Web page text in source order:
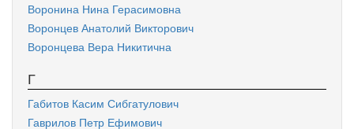
Воронина Нина Герасимовна
Воронцев Анатолий Викторович
Воронцева Вера Никитична
Г
Габитов Касим Сибгатулович
Гаврилов Петр Ефимович